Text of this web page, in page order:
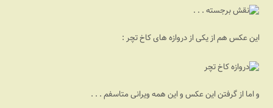
این عکس هم از یکی از دروازه های کاخ تچر :
و اما از گرفتن این عکس و این همه ویرانی متاسفم . . .